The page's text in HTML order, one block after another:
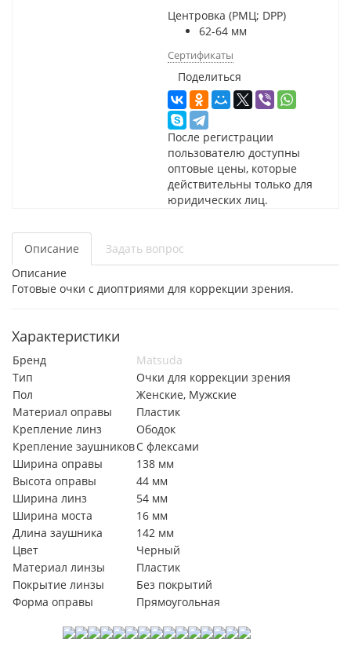
Центровка (РМЦ; DPP)
62-64 мм
Сертификаты
Поделиться
После регистрации
пользователю доступны
оптовые цены, которые
действительны только для
юридических лиц.
Описание
Задать вопрос
Описание
Готовые очки с диоптриями для коррекции зрения.
Характеристики
Бренд
Matsuda
Тип
Очки для коррекции зрения
Пол
Женские, Мужские
Материал оправы
Пластик
Крепление линз
Ободок
Крепление заушниковС флексами
Ширина оправы
138 мм
Высота оправы
44 мм
Ширина линз
54 мм
Ширина моста
16 мм
Длина заушника
142 мм
Цвет
Черный
Материал линзы
Пластик
Покрытие линзы
Без покрытий
Форма оправы
Прямоугольная